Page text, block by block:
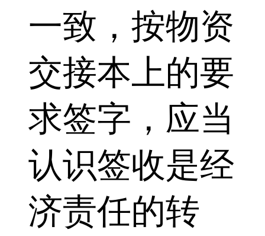
一致，按物资
交接本上的要
求签字，应当
认识签收是经
济责任的转